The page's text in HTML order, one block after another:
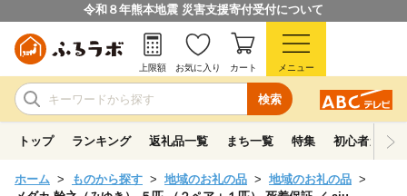
令和８年熊本地震 災害支援寄付受付について
検索
上限額 お気に入り カート メニュー
トップ ランキング 返礼品一覧 まち一覧 特集 初心者ガイド
ホーム ものから探す 地域のお礼の品
地域のお礼の品